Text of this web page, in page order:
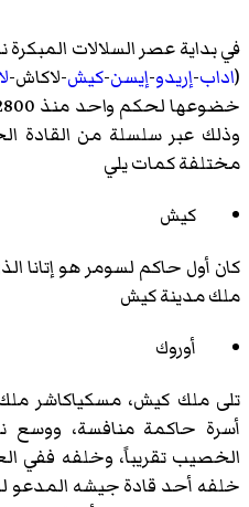
في بداية عصر السلالات
(اداب-إريدو-إيسن-كيش-لاكاش-
وذلك عبر سلسلة من القادة
مختلفة كمات يلي
كيش
كان أول حاكم لسومر هوإتانا
ملك مدينة كيش
أوروك
تلى ملك كيش، مسكياكاشر
أسرة حاكمة منافسة، ووسع
خلفه أحد قادة جيشه المدعو